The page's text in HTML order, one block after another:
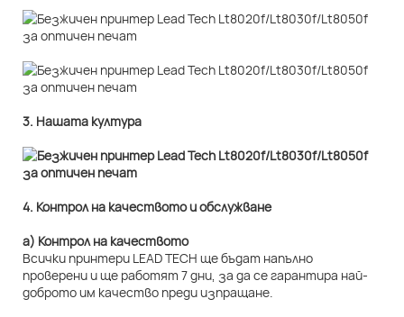
3. Нашата култура
4. Контрол на качеството и обслужване
а) Контрол на качеството
Всички принтери LEAD TECH ще бъдат напълно
проверени и ще работят 7 дни, за да се гарантира най-
доброто им качество преди изпращане.